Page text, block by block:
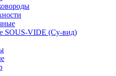
SOUS-VIDE (Су-вид)